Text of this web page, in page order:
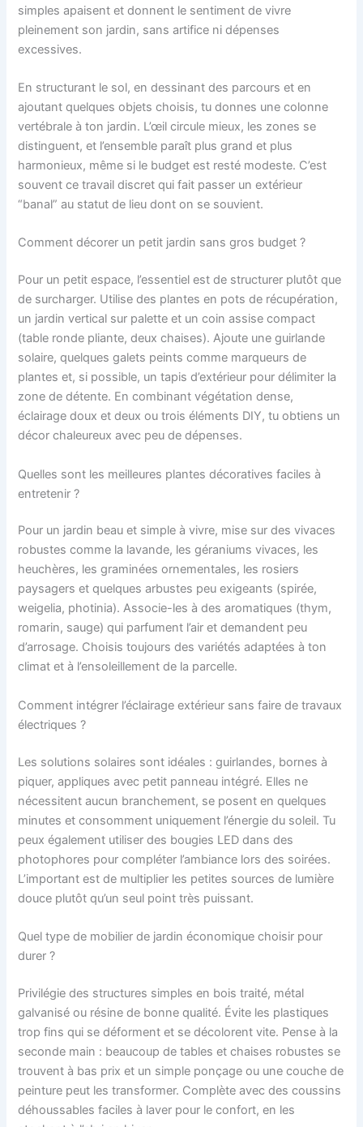
simples apaisent et donnent le sentiment de vivre
pleinement son jardin, sans artifice ni dépenses
excessives.
En structurant le sol, en dessinant des parcours et en
ajoutant quelques objets choisis, tu donnes une colonne
vertébrale à ton jardin. L’œil circule mieux, les zones se
distinguent, et l’ensemble paraît plus grand et plus
harmonieux, même si le budget est resté modeste. C’est
souvent ce travail discret qui fait passer un extérieur
“banal” au statut de lieu dont on se souvient.
Comment décorer un petit jardin sans gros budget ?
Pour un petit espace, l’essentiel est de structurer plutôt que
de surcharger. Utilise des plantes en pots de récupération,
un jardin vertical sur palette et un coin assise compact
(table ronde pliante, deux chaises). Ajoute une guirlande
solaire, quelques galets peints comme marqueurs de
plantes et, si possible, un tapis d’extérieur pour délimiter la
zone de détente. En combinant végétation dense,
éclairage doux et deux ou trois éléments DIY, tu obtiens un
décor chaleureux avec peu de dépenses.
Quelles sont les meilleures plantes décoratives faciles à
entretenir ?
Pour un jardin beau et simple à vivre, mise sur des vivaces
robustes comme la lavande, les géraniums vivaces, les
heuchères, les graminées ornementales, les rosiers
paysagers et quelques arbustes peu exigeants (spirée,
weigelia, photinia). Associe-les à des aromatiques (thym,
romarin, sauge) qui parfument l’air et demandent peu
d’arrosage. Choisis toujours des variétés adaptées à ton
climat et à l’ensoleillement de la parcelle.
Comment intégrer l’éclairage extérieur sans faire de travaux
électriques ?
Les solutions solaires sont idéales : guirlandes, bornes à
piquer, appliques avec petit panneau intégré. Elles ne
nécessitent aucun branchement, se posent en quelques
minutes et consomment uniquement l’énergie du soleil. Tu
peux également utiliser des bougies LED dans des
photophores pour compléter l’ambiance lors des soirées.
L’important est de multiplier les petites sources de lumière
douce plutôt qu’un seul point très puissant.
Quel type de mobilier de jardin économique choisir pour
durer ?
Privilégie des structures simples en bois traité, métal
galvanisé ou résine de bonne qualité. Évite les plastiques
trop fins qui se déforment et se décolorent vite. Pense à la
seconde main : beaucoup de tables et chaises robustes se
trouvent à bas prix et un simple ponçage ou une couche de
peinture peut les transformer. Complète avec des coussins
déhoussables faciles à laver pour le confort, en les